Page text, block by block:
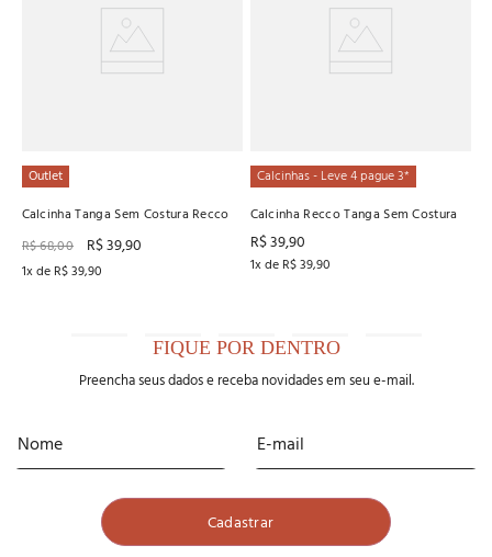
Outlet
Calcinha Tanga Sem Costura Recco
R$68,00 R$39,90
1x de R$39,90
Calcinhas - Leve 4 pague 3*
Calcinha Recco Tanga Sem Costura
R$39,90
1x de R$39,90
FIQUE POR DENTRO
Preencha seus dados e receba novidades em seu e-mail.